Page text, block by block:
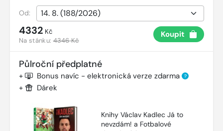
Od:
4332 Kč
Na stánku:4346 Kč
Koupit
Půlroční předplatné
+ Bonus navíc - elektronická verze zdarma ?
+ Dárek
Knihy Václav Kadlec Já to
nevzdám! a Fotbalové